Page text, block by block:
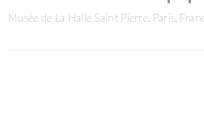
Musée de La Halle Saint Pierre, Paris,